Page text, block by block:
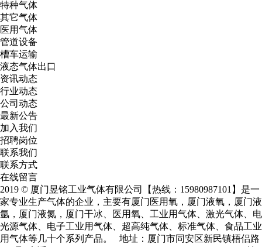
特种气体
其它气体
医用气体
管道设备
槽车运输
液态气体出口
资讯动态
行业动态
公司动态
最新公告
加入我们
招聘岗位
联系我们
联系方式
在线留言
2019 © 厦门昱铭工业气体有限公司【热线：15980987101】是一
家专业生产气体的企业，主要有厦门医用氧 ， 厦门液氧 ， 厦门液
氩 ， 厦门液氮 ，厦门干冰、医用氧、工业用气体、激光气体、电
光源气体、电子工业用气体、超高纯气体、标准气体、食品工业
用气体等几十个系列产品。 地址：厦门市同安区新民镇梧侣路